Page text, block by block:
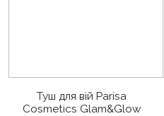
Туш для вій Parisa
Cosmetics Glam&Glow